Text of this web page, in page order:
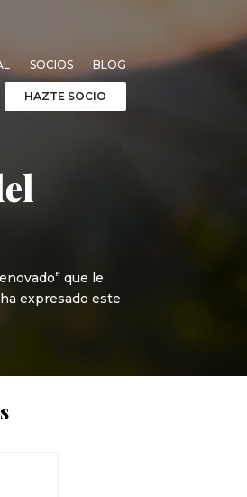
SOCIOS BLOG
HAZTE SOCIO
que le
expresado este